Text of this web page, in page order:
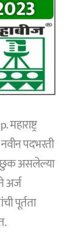
पदभरती
असलेल्या
अर्ज
पूर्तता